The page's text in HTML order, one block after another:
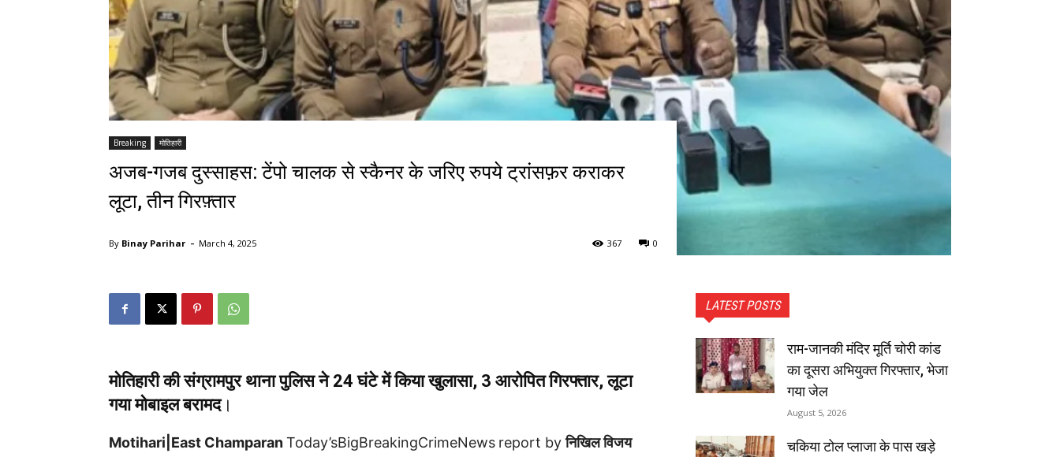
Breaking मोतिहारी
अजब-गजब दुस्साहस: टेंपो चालक से स्कैनर के जरिए रुपये ट्रांसफ़र कराकर
लूटा, तीन गिरफ़्तार
By Binay Parihar - March 4, 2025 0
367
मोतिहारी की संग्रामपुर थाना पुलिस ने 24 घंटे में किया खुलासा, 3 आरोपित गिरफ्तार, लूटा
गया मोबाइल बरामद।
Motihari|East ChamparanToday’sBigBreakingCrimeNews report byनिखिल विजय
LATEST POSTS
राम-जानकी मंदिर मूर्ति चोरी कांड
का दूसरा अभियुक्त गिरफ्तार, भेजा
गया जेल
August 5, 2026
चकिया टोल प्लाजा के पास खड़े